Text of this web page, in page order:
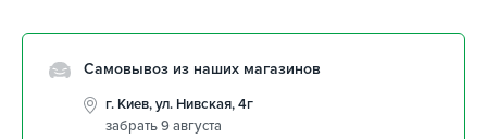
Самовывоз из наших магазинов
г. Киев, ул. Нивская, 4г
забрать 9 августа